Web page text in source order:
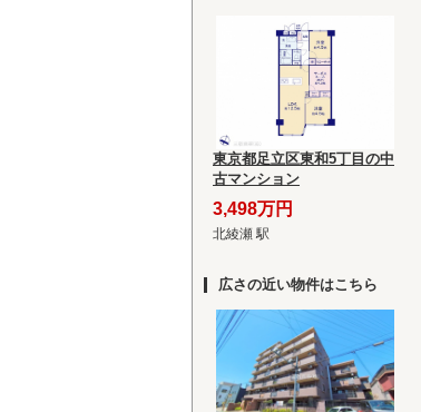
東京都足立区東和5丁目の中
古マンション
3,498万円
北綾瀬 駅
広さの近い物件はこちら